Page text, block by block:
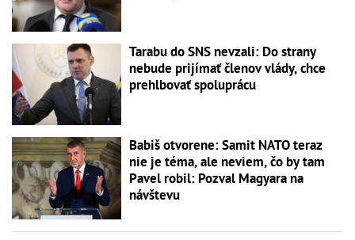
Tarabu do SNS nevzali: Do strany
nebude prijímať členov vlády, chce
prehlbovať spoluprácu
Babiš otvorene: Samit NATO teraz
nie je téma, ale neviem, čo by tam
Pavel robil: Pozval Magyara na
návštevu